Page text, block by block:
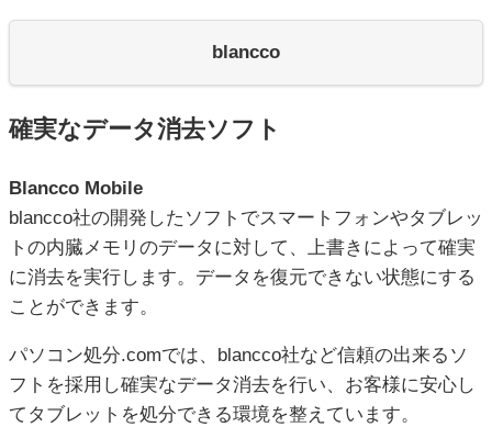
blancco
確実なデータ消去ソフト
Blancco Mobile
blancco社の開発したソフトでスマートフォンやタブレッ
トの内臓メモリのデータに対して、上書きによって確実
に消去を実行します。データを復元できない状態にする
ことができます。
パソコン処分.comでは、blancco社など信頼の出来るソ
フトを採用し確実なデータ消去を行い、お客様に安心し
てタブレットを処分できる環境を整えています。